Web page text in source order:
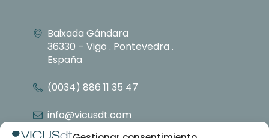
Baixada Gándara
36330 – Vigo . Pontevedra .
España
(0034) 886 11 35 47
info@vicusdt.com